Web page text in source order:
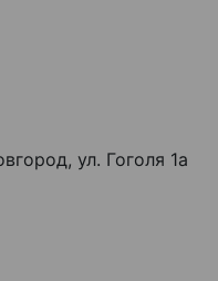
ул. Гоголя 1а